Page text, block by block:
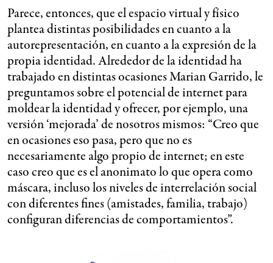
Parece, entonces, que el espacio virtual y físico
plantea distintas posibilidades en cuanto a la
autorepresentación, en cuanto a la expresión de la
propia identidad. Alrededor de la identidad ha
trabajado en distintas ocasiones Marian Garrido, le
preguntamos sobre el potencial de internet para
moldear la identidad y ofrecer, por ejemplo, una
versión ‘mejorada’ de nosotros mismos: “Creo que
en ocasiones eso pasa, pero que no es
necesariamente algo propio de internet; en este
caso creo que es el anonimato lo que opera como
máscara, incluso los niveles de interrelación social
con diferentes fines (amistades, familia, trabajo)
configuran diferencias de comportamientos”.